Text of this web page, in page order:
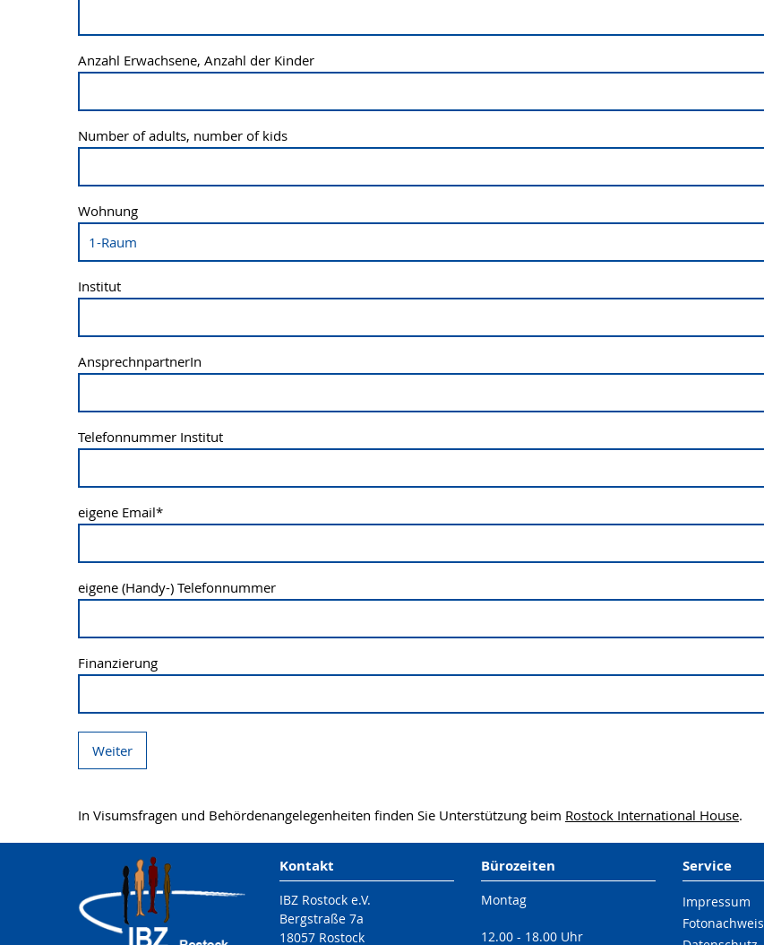
Anzahl Erwachsene, Anzahl der Kinder
Number of adults, number of kids
Wohnung
Institut
AnsprechnpartnerIn
Telefonnummer Institut
eigene Email*
eigene (Handy-) Telefonnummer
Finanzierung
Weiter
In Visumsfragen und Behördenangelegenheiten finden Sie Unterstützung beim Rostock International House.
Kontakt
IBZ Rostock e.V.
Bergstraße 7a
18057 Rostock
Bürozeiten
Montag
12.00 - 18.00 Uhr
Service
Impressum
Fotonachweis